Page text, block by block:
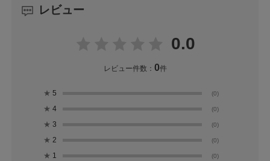
レビュー
0.0
レビュー件数： 0件
★ 5 (0)
★ 4 (0)
★ 3 (0)
★ 2 (0)
★ 1 (0)